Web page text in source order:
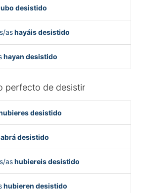
desistido
ashayáis desistido
hayan desistido
perfecto de desistir
desistido
desistido
ashubiereis desistido
hubieren desistido